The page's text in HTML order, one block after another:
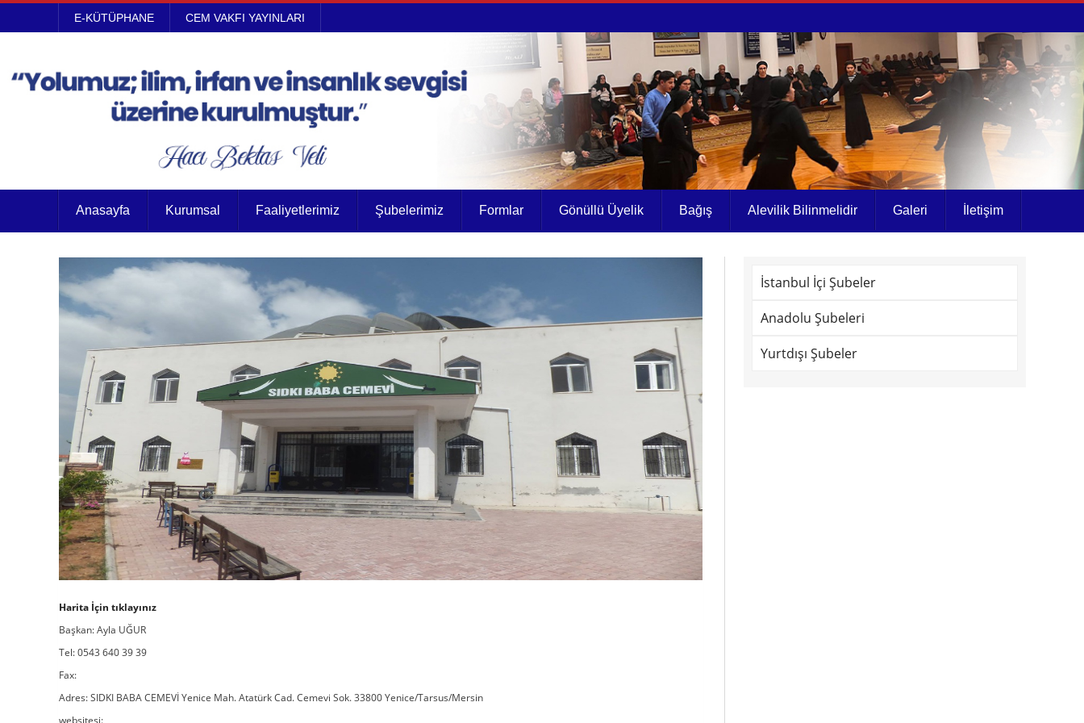
E-KÜTÜPHANE CEM VAKFI YAYINLARI
Anasayfa Kurumsal Faaliyetlerimiz Şubelerimiz Formlar Gönüllü Üyelik Bağış Alevilik Bilinmelidir Galeri İletişim
Harita İçin tıklayınız
Başkan: Ayla UĞUR
Tel: 0543 640 39 39
Fax:
Adres: SIDKI BABA CEMEVİ Yenice Mah. Atatürk Cad. Cemevi Sok. 33800 Yenice/Tarsus/Mersin
websitesi:
İstanbul İçi Şubeler
Anadolu Şubeleri
Yurtdışı Şubeler